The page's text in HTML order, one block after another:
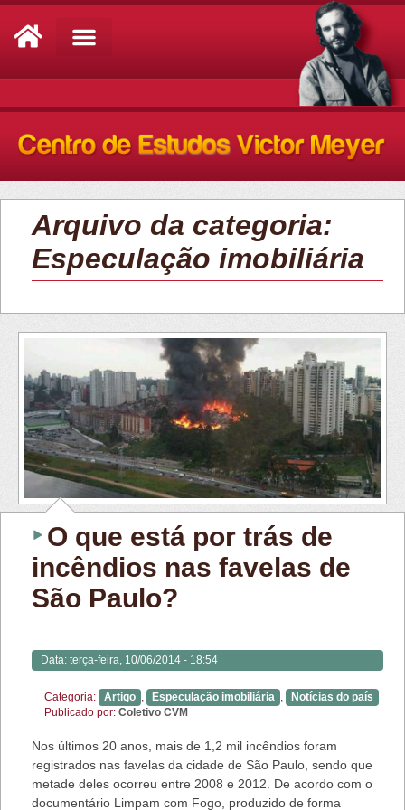
Arquivo da categoria:
Especulação imobiliária
O que está por trás de
incêndios nas favelas de
São Paulo?
Data: terça-feira, 10/06/2014 - 18:54
Categoria: Artigo Especulação imobiliária
Notícias do país
Publicado por: Coletivo CVM
Nos últimos 20 anos, mais de 1,2 mil incêndios foram
registrados nas favelas da cidade de São Paulo, sendo que
metade deles ocorreu entre 2008 e 2012. De acordo com o
documentário Limpam com Fogo , produzido de forma